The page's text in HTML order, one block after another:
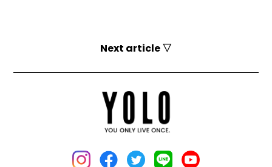
Next article ▽